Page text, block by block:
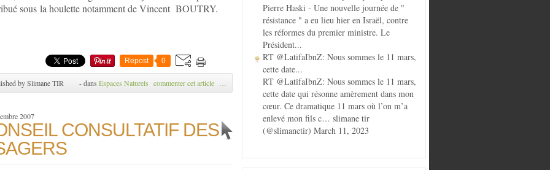
sous la houlette notamment de Vincent BOUTRY.
Repost 0
by Slimane TIR -dans Espaces Naturels commenter cet article …
2007
CONSULTATIF DES
Pierre Haski - Une nouvelle journée de "
résistance " a eu lieu hier en Israël, contre
les réformes du premier ministre. Le
Président...
RT @LatifaIbnZ: Nous sommes le 11 mars,
cette date...
RT @LatifaIbnZ: Nous sommes le 11 mars,
cette date qui résonne amèrement dans mon
cœur. Ce dramatique 11 mars où l’on m’a
enlevé mon fils c… slimane tir
(@slimanetir) March 11, 2023